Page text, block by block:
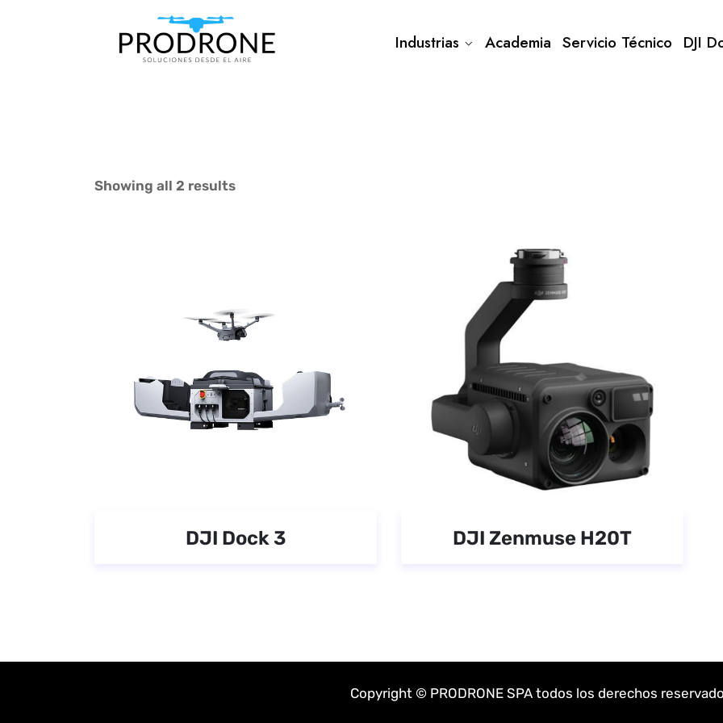
Industrias Academia Servicio Técnico DJI
Showing all 2 results
DJI Dock 3 DJI Zenmuse H20T
Copyright © PRODRONE SPA todos los derechos